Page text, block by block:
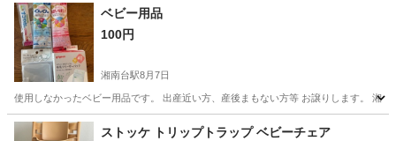
神奈川 横浜市 弘明寺駅
ベビー用品
100円
湘南台駅8月7日
使用しなかったベビー用品です。 出産近い方、産後まもない方等 お譲りします。 湘
神奈川 藤沢市 湘南台駅 ベビー用品 用品
ストッケ トリップトラップ ベビーチェア